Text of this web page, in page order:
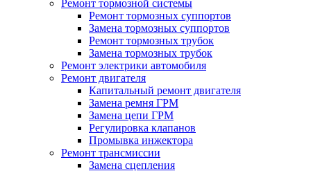
Ремонт тормозной системы
Ремонт тормозных суппортов
Замена тормозных суппортов
Ремонт тормозных трубок
Замена тормозных трубок
Ремонт электрики автомобиля
Ремонт двигателя
Капитальный ремонт двигателя
Замена ремня ГРМ
Замена цепи ГРМ
Регулировка клапанов
Промывка инжектора
Ремонт трансмиссии
Замена сцепления